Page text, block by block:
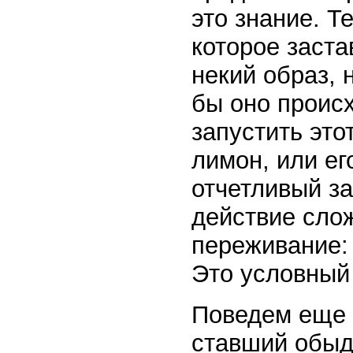
это знание.
которое
некий образ,
бы оно
запустить
лимон, или
отчетливый
действие
Это
Поведем еще
ставший